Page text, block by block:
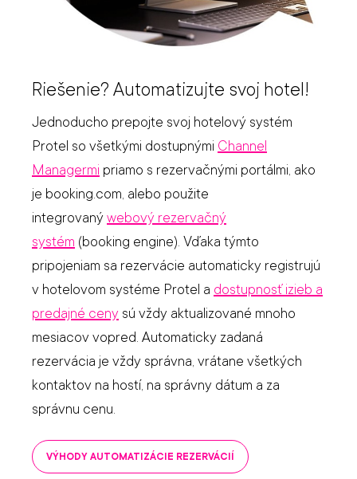
Riešenie? Automatizujte svoj hotel!
Jednoducho prepojte svoj hotelový systém
Protel so všetkými dostupnými Channel
Managermi priamo s rezervačnými portálmi, ako
je booking.com, alebo použite
integrovaný webový rezervačný
systém (booking engine). Vďaka týmto
pripojeniam sa rezervácie automaticky registrujú
v hotelovom systéme Protel a dostupnosť izieb a
predajné ceny sú vždy aktualizované mnoho
mesiacov vopred. Automaticky zadaná
rezervácia je vždy správna, vrátane všetkých
kontaktov na hostí, na správny dátum a za
správnu cenu.
VÝHODY AUTOMATIZÁCIE REZERVÁCIÍ